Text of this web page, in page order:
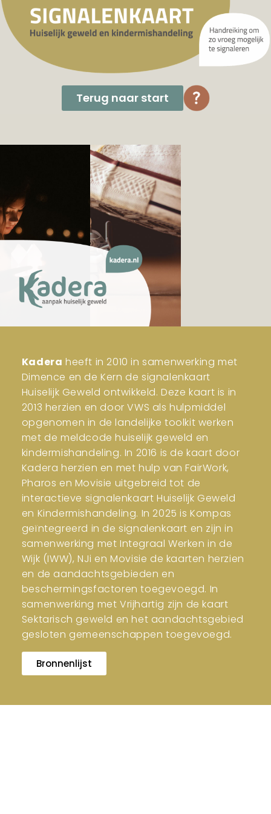
Terug naar start
Kadera heeft in 2010 in samenwerking met
Dimence en de Kern de signalenkaart
Huiselijk Geweld ontwikkeld. Deze kaart is in
2013 herzien en door VWS als hulpmiddel
opgenomen in de landelijke toolkit werken
met de meldcode huiselijk geweld en
kindermishandeling. In 2016 is de kaart door
Kadera herzien en met hulp van FairWork,
Pharos en Movisie uitgebreid tot de
interactieve signalenkaart Huiselijk Geweld
en Kindermishandeling. In 2025 is Kompas
geïntegreerd in de signalenkaart en zijn in
samenwerking met Integraal Werken in de
Wijk (IWW), NJi en Movisie de kaarten herzien
en de aandachtsgebieden en
beschermingsfactoren toegevoegd. In
samenwerking met Vrijhartig zijn de kaart
Sektarisch geweld en het aandachtsgebied
gesloten gemeenschappen toegevoegd.
Bronnenlijst